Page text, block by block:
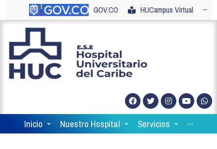
GOV.CO HUCampus Virtual ···
Inicio Nuestro Hospital Servicios ···